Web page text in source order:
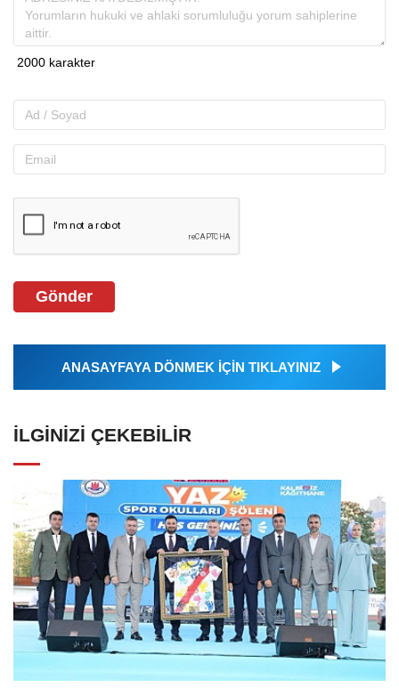
Gönder
ANASAYFAYA DÖNMEK İÇİN TIKLAYINIZ
İLGINIZI ÇEKEBILIR